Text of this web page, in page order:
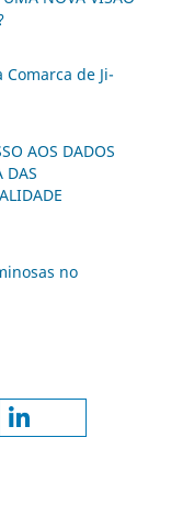
de Ji-
AOS DADOS
DAS
no